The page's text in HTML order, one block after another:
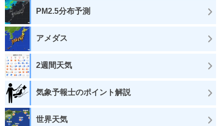
PM2.5分布予測
アメダス
2週間天気
気象予報士のポイント解説
世界天気